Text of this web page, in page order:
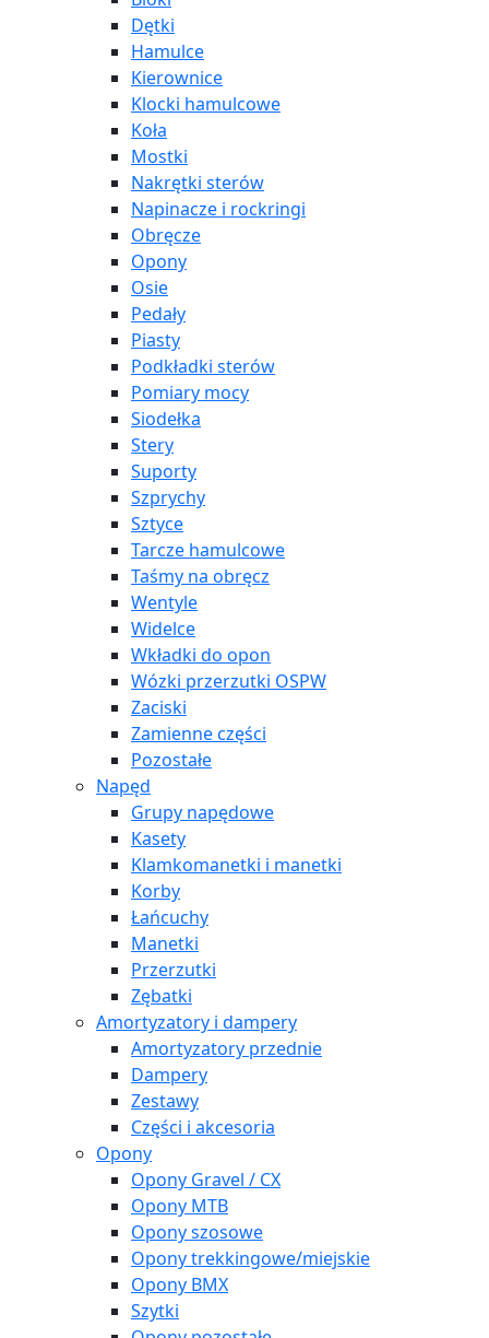
Dętki
Hamulce
Kierownice
Klocki hamulcowe
Koła
Mostki
Nakrętki sterów
Napinacze i rockringi
Obręcze
Opony
Osie
Pedały
Piasty
Podkładki sterów
Pomiary mocy
Siodełka
Stery
Suporty
Szprychy
Sztyce
Tarcze hamulcowe
Taśmy na obręcz
Wentyle
Widelce
Wkładki do opon
Wózki przerzutki OSPW
Zaciski
Zamienne części
Pozostałe
Napęd
Grupy napędowe
Kasety
Klamkomanetki i manetki
Korby
Łańcuchy
Manetki
Przerzutki
Zębatki
Amortyzatory i dampery
Amortyzatory przednie
Dampery
Zestawy
Części i akcesoria
Opony
Opony Gravel / CX
Opony MTB
Opony szosowe
Opony trekkingowe/miejskie
Opony BMX
Szytki